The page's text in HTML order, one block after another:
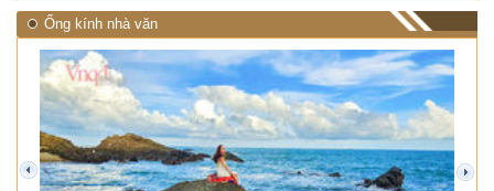
Ống kính nhà văn
prev next